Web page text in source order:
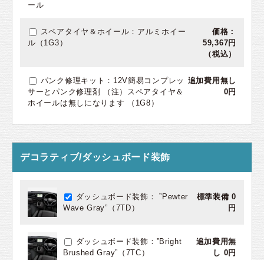
ール
スペアタイヤ＆ホイール：アルミホイー
ル（1G3）
価格：
59,367円
（税込）
パンク修理キット：12V簡易コンプレッ
サーとパンク修理剤 （注）スペアタイヤ＆
ホイールは無しになります （1G8）
追加費用無し
0円
デコラティブ/ダッシュボード装飾
ダッシュボード装飾： ”Pewter
Wave Gray”（7TD）
標準装備 0
円
ダッシュボード装飾：”Bright
Brushed Gray”（7TC）
追加費用無
し 0円